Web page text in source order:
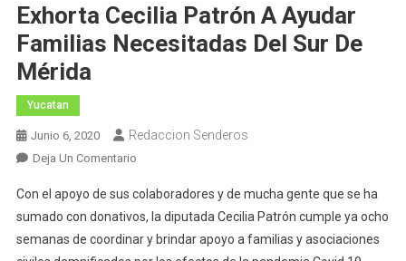
Exhorta Cecilia Patrón A Ayudar
Familias Necesitadas Del Sur De
Mérida
Yucatan
Junio 6, 2020 Redaccion Senderos
Deja Un ComentarioEn
Cecilia
Patrón
A
Con el apoyo de sus colaboradores y de mucha gente que se ha
sumado con donativos, la diputada Cecilia Patrón cumple ya ocho
semanas de coordinar y brindar apoyo a familias y asociaciones